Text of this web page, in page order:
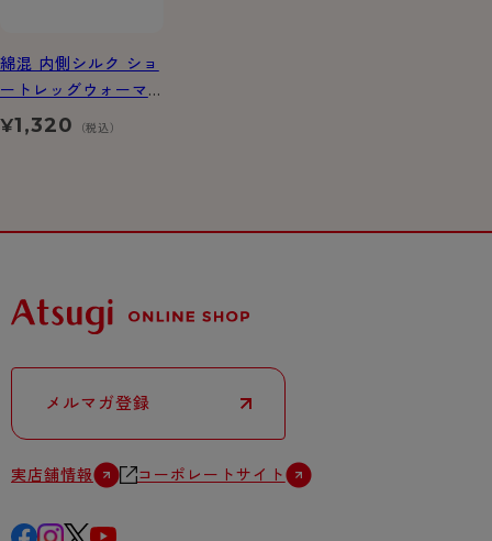
綿混 内側シルク ショ
ートレッグウォーマ
ー
¥1,320 （税込）
メルマガ登録
実店舗情報 コーポレートサイト